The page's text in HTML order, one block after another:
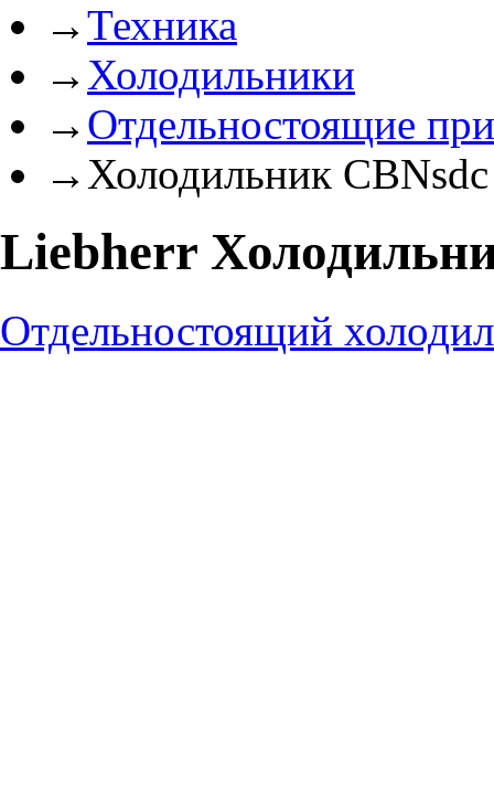
→Техника
→ Холодильники
→ Отдельностоящие
→ Холодильник
Liebherr
Отдельностоящий